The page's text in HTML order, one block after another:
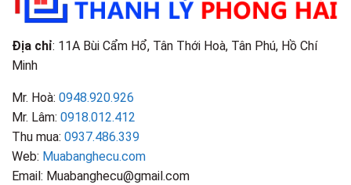
Biết
Địa chỉ: 11A Bùi Cẩm Hổ, Tân Thới Hoà, Tân Phú, Hồ Chí
Minh
Mr. Hoà: 0948.920.926
Mr. Lâm: 0918.012.412
Thu mua: 0937.486.339
Web: Muabanghecu.com
Email: Muabanghecu@gmail.com